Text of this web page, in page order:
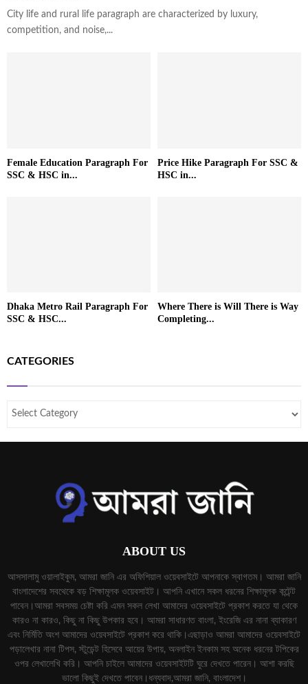
City life and rural life paragraph are characterized by luxury,
competition, and noise,...
Female Education Paragraph For
SSC & HSC in...
Price Hike Paragraph For SSC &
HSC in...
Dhaka Metro Rail Paragraph For
SSC & HSC...
Where There is Will There is Way
Completing...
CATEGORIES
ABOUT US
আসসালামু ওয়ালাইকুম, আমরা জানি এর অফিশিয়াল ওয়েবসাইটে আপনাকে স্বাগতম। আমরা জানি
বাংলাদেশের সবথেকে বড় শিক্ষামূলক ওয়েবসাইট। আপনি এখানে সকল ধরনের শিক্ষামূলক কন্টেন্ট
পাবেন।আমরা সবসময় চেষ্টা করি এমন সকল লেখা আমাদের ওয়েবসাইটে প্রকাশ করতে যা থেকে
কারও না কারও, কিছু না কিছু উপকার হবে। আমরা সাধারণত বাংলা, ইংরেজি এর নানা ব্যাকারণ
এবং নির্মিতি অংশ আমাদের ওয়েবসাইটে প্রকাশ করে থাকি।এছাড়াও আমরা আমাদের ওয়েবসাইটে
পড়ালেখার নানা টিপস, স্টুডেন্ট হিসেবে আয়ের উপায়, অনলাইন ইনকাম সহ অনেক ধরনের টপিকের
ওপর লেখালেখি করি। আপনি চাইলে আমাদের ওয়েবসাইটটি ঘুরে দেখতে পারেন। আশা করছি
ভালো কিছুই দেখতে পাবেন।ধন্যবাদ,আমরা জানি, বাংলাদেশ।